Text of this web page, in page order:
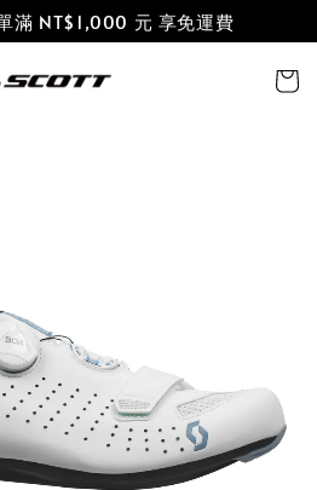
滿 NT$1,000 元 享免運費